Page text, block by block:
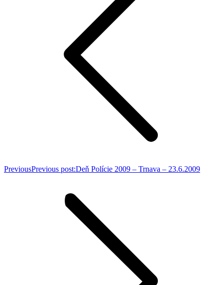
PreviousPrevious post:Deň Polície 2009 – Trnava – 23.6.2009